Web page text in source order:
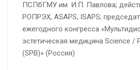
ПСПбГМУ им. И.П. Павлова;
РОПРЭХ, ASAPS, ISAPS;
ежегодного конгресса
эстетическая медицина Science /
(SPB)» (Россия)